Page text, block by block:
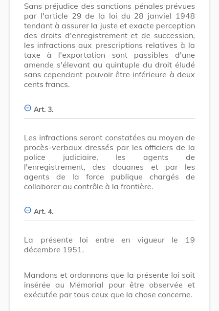
Sans préjudice des sanctions pénales prévues
par l'article 29 de la loi du 28 janviel 1948
tendant à assurer la juste et exacte perception
des droits d'enregistrement et de succession,
les infractions aux prescriptions relatives à la
taxe à l'exportation sont passibles d'une
amende s'élevant au quintuple du droit éludé
sans cependant pouvoir être inférieure à deux
cents francs.
Art. 3.
Les infractions seront constatées au moyen de
procès-verbaux dressés par les officiers de la
police judiciaire, les agents de
l'enregistrement, des douanes et par les
agents de la force publique chargés de
collaborer au contrôle à la frontière.
Art. 4.
La présente loi entre en vigueur le 19
décembre 1951.
Mandons et ordonnons que la présente loi soit
insérée au Mémorial pour être observée et
exécutée par tous ceux que la chose concerne.